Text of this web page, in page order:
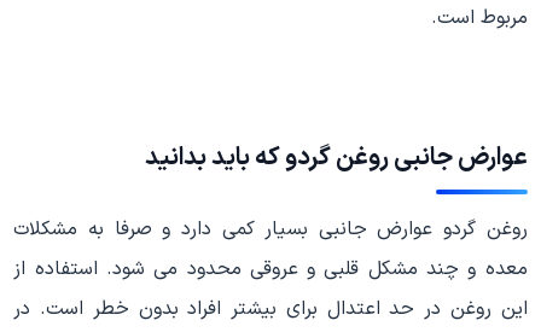
مربوط است.
عوارض جانبی روغن گردو که باید بدانید
روغن گردو عوارض جانبی بسیار کمی دارد و صرفا به مشکلات
معده و چند مشکل قلبی و عروقی محدود می شود. استفاده از
این روغن در حد اعتدال برای بیشتر افراد بدون خطر است. در